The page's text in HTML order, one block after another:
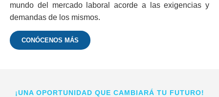
mundo del mercado laboral acorde a las exigencias y
demandas de los mismos.
CONÓCENOS MÁS
¡UNA OPORTUNIDAD QUE CAMBIARÁ TU FUTURO!